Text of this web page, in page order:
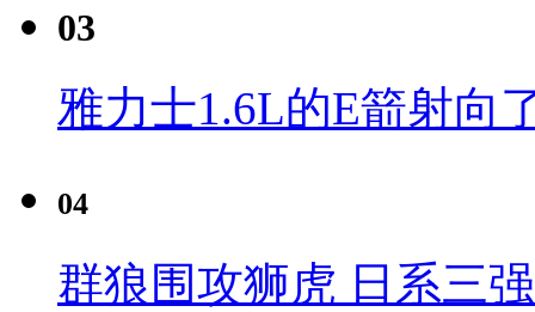
03
雅力士1.6L的E箭射向
04
群狼围攻狮虎 日系三